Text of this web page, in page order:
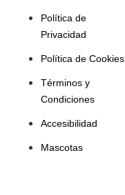
Política de
Privacidad
Política de Cookies
Términos y
Condiciones
Accesibilidad
Mascotas